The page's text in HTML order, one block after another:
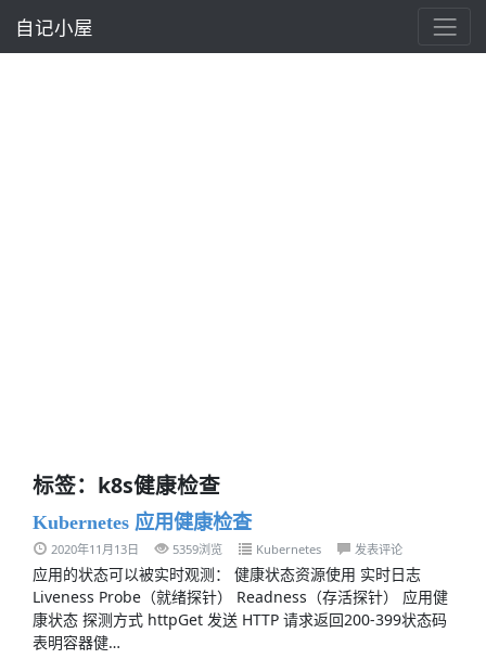
自记小屋
标签：k8s健康检查
Kubernetes 应用健康检查
2020年11月13日 5359浏览 Kubernetes 发表评论
应用的状态可以被实时观测： 健康状态资源使用 实时日志
Liveness Probe（就绪探针） Readness（存活探针） 应用健
康状态 探测方式 httpGet 发送 HTTP 请求返回200-399状态码
表明容器健…